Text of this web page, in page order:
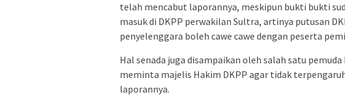
telah mencabut laporannya, meskipun bukti bukti
masuk di DKPP perwakilan Sultra, artinya putusan
penyelenggara boleh cawe cawe dengan peserta
Hal senada juga disampaikan oleh salah satu
meminta majelis Hakim DKPP agar tidak
laporannya.